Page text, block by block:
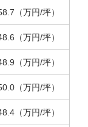
（万円/坪）
（万円/坪）
（万円/坪）
（万円/坪）
（万円/坪）